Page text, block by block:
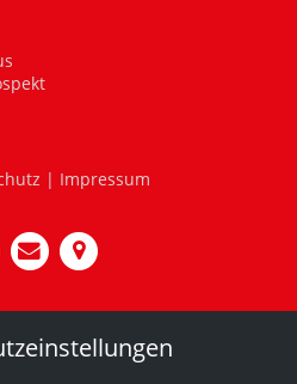
| Impressum